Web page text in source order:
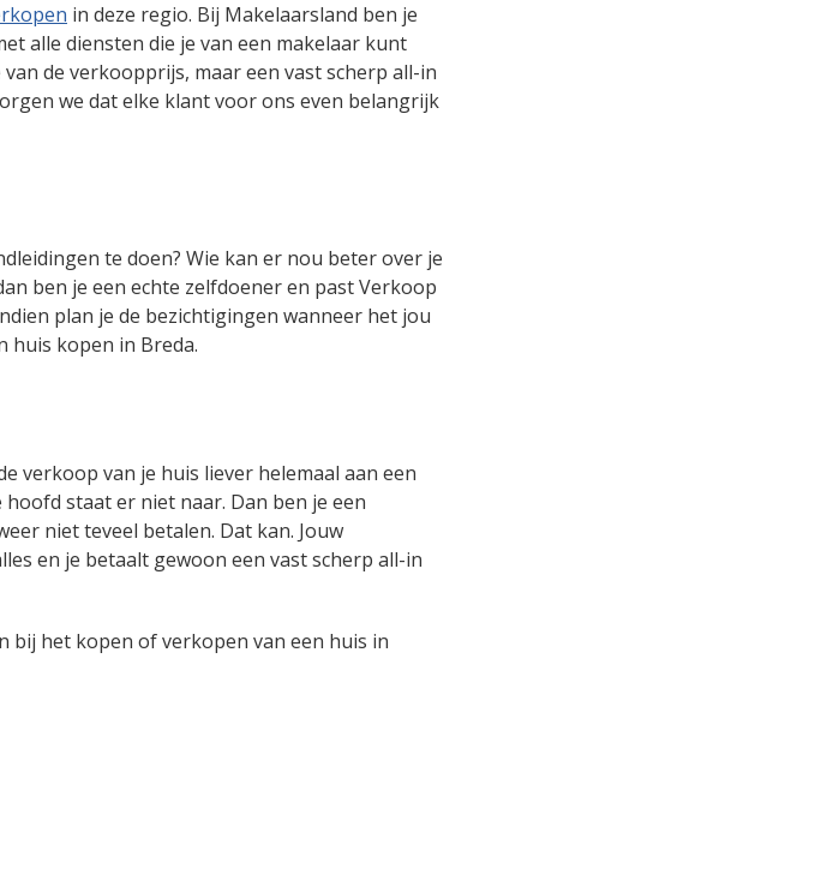
in deze regio. Bij Makelaarsland ben je
alle diensten die je van een makelaar kunt
de verkoopprijs, maar een vast scherp all-in
we dat elke klant voor ons even belangrijk
te doen? Wie kan er nou beter over je
ben je een echte zelfdoener en past Verkoop
plan je de bezichtigingen wanneer het jou
huis kopen in Breda.
verkoop van je huis liever helemaal aan een
staat er niet naar. Dan ben je een
niet teveel betalen. Dat kan. Jouw
en je betaalt gewoon een vast scherp all-in
bij het kopen of verkopen van een huis in